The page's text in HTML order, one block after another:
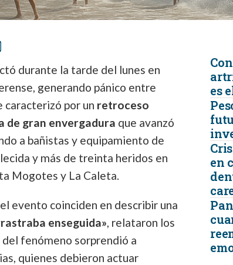
durante la tarde del lunes en
generando pánico entre
por un retroceso
de gran envergadura que avanzó
a bañistas y equipamiento de
y más de treinta heridos en
Mogotes y La Caleta.
evento coinciden en describir una
enseguida», relataron los
fenómeno sorprendió a
quienes debieron actuar
es
en